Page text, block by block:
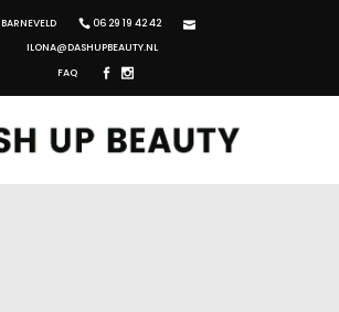
BARNEVELD
06 29 19 42 42
ILONA@DASHUPBEAUTY.NL
FAQ